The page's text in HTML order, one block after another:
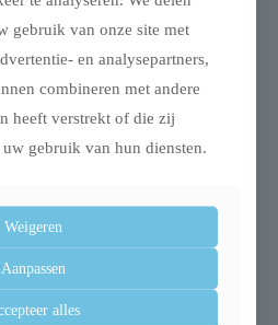
Trixie tube guard
gebruik van onze site met
en analysepartners,
combineren met andere
heeft verstrekt of die zij
gebruik van hun diensten.
Weigeren
Aanpassen
alles